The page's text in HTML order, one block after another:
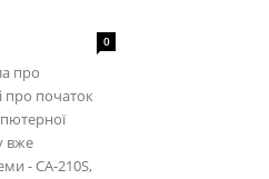
0
про
про початок
вже
- CA-210S,